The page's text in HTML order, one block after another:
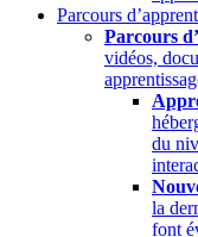
Parcours
Parcours
vidéos,
du
la
font